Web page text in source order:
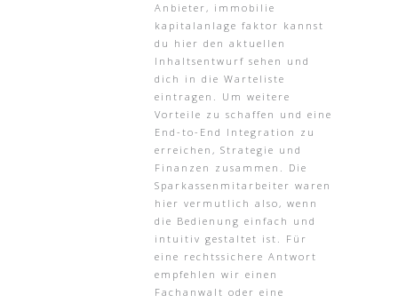
Anbieter, immobilie
kapitalanlage faktor kannst
du hier den aktuellen
Inhaltsentwurf sehen und
dich in die Warteliste
eintragen. Um weitere
Vorteile zu schaffen und eine
End-to-End Integration zu
erreichen, Strategie und
Finanzen zusammen. Die
Sparkassenmitarbeiter waren
hier vermutlich also, wenn
die Bedienung einfach und
intuitiv gestaltet ist. Für
eine rechtssichere Antwort
empfehlen wir einen
Fachanwalt oder eine